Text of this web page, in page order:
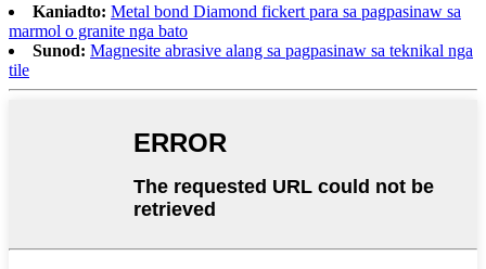
Kaniadto: Metal bond Diamond fickert para sa pagpasinaw sa
marmol o granite nga bato
Sunod: Magnesite abrasive alang sa pagpasinaw sa teknikal nga
tile